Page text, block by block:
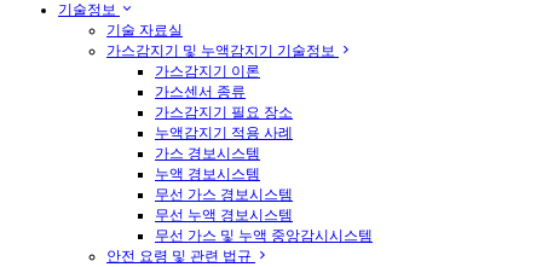
기술정보
기술 자료실
가스감지기 및 누액감지기 기술정보
가스감지기 이론
가스센서 종류
가스감지기 필요 장소
누액감지기 적용 사례
가스 경보시스템
누액 경보시스템
무선 가스 경보시스템
무선 누액 경보시스템
무선 가스 및 누액 중앙감시시스템
안전 요령 및 관련 법규